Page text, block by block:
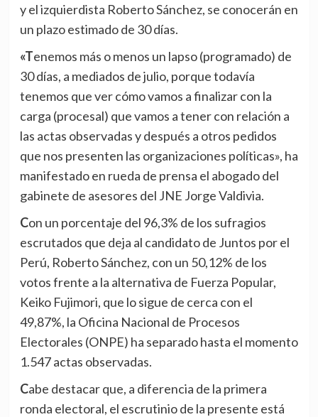
y el izquierdista Roberto Sánchez, se conocerán en
un plazo estimado de 30 días.
«Tenemos más o menos un lapso (programado) de
30 días, a mediados de julio, porque todavía
tenemos que ver cómo vamos a finalizar con la
carga (procesal) que vamos a tener con relación a
las actas observadas y después a otros pedidos
que nos presenten las organizaciones políticas», ha
manifestado en rueda de prensa el abogado del
gabinete de asesores del JNE Jorge Valdivia.
Con un porcentaje del 96,3% de los sufragios
escrutados que deja al candidato de Juntos por el
Perú, Roberto Sánchez, con un 50,12% de los
votos frente a la alternativa de Fuerza Popular,
Keiko Fujimori, que lo sigue de cerca con el
49,87%, la Oficina Nacional de Procesos
Electorales (ONPE) ha separado hasta el momento
1.547 actas observadas.
Cabe destacar que, a diferencia de la primera
ronda electoral, el escrutinio de la presente está